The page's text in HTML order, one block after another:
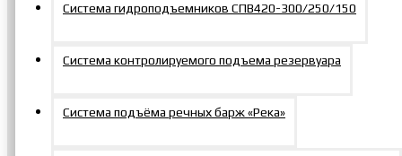
Система гидроподъемников СПВ420-300/250/150
Система контролируемого подъема резервуара
Система подъёма речных барж «Река»
г. Москва, Щербинка, Южная, 6а, стр. 1